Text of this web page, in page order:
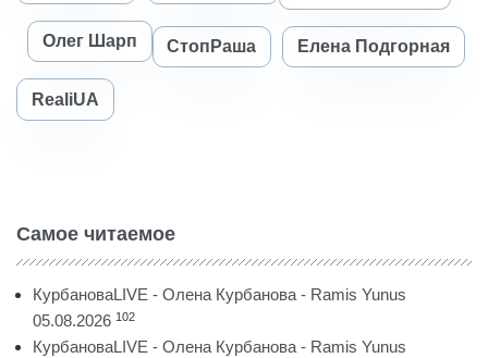
Олег Шарп СтопРаша Елена Подгорная
RealiUA
Самое читаемое
КурбановаLIVE - Олена Курбанова - Ramis Yunus
05.08.2026 102
КурбановаLIVE - Олена Курбанова - Ramis Yunus